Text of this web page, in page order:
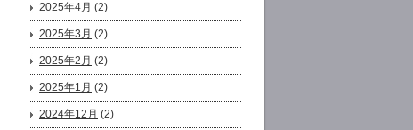
2025年4月 (2)
2025年3月 (2)
2025年2月 (2)
2025年1月 (2)
2024年12月 (2)